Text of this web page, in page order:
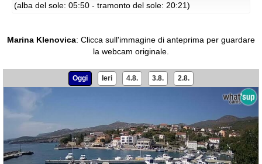
(alba del sole: 05:50 - tramonto del sole: 20:21)
Marina Klenovica: Clicca sull'immagine di anteprima per guardare
la webcam originale.
Oggi Ieri 4.8. 3.8. 2.8.